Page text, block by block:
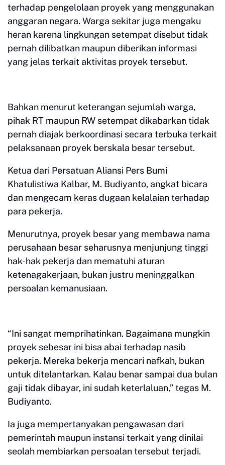
terhadap pengelolaan proyek yang menggunakan
anggaran negara. Warga sekitar juga mengaku
heran karena lingkungan setempat disebut tidak
pernah dilibatkan maupun diberikan informasi
yang jelas terkait aktivitas proyek tersebut.
Bahkan menurut keterangan sejumlah warga,
pihak RT maupun RW setempat dikabarkan tidak
pernah diajak berkoordinasi secara terbuka terkait
pelaksanaan proyek berskala besar tersebut.
Ketua dari Persatuan Aliansi Pers Bumi
Khatulistiwa Kalbar, M. Budiyanto, angkat bicara
dan mengecam keras dugaan kelalaian terhadap
para pekerja.
Menurutnya, proyek besar yang membawa nama
perusahaan besar seharusnya menjunjung tinggi
hak-hak pekerja dan mematuhi aturan
ketenagakerjaan, bukan justru meninggalkan
persoalan kemanusiaan.
“Ini sangat memprihatinkan. Bagaimana mungkin
proyek sebesar ini bisa abai terhadap nasib
pekerja. Mereka bekerja mencari nafkah, bukan
untuk ditelantarkan. Kalau benar sampai dua bulan
gaji tidak dibayar, ini sudah keterlaluan,” tegas M.
Budiyanto.
Ia juga mempertanyakan pengawasan dari
pemerintah maupun instansi terkait yang dinilai
seolah membiarkan persoalan tersebut terjadi.